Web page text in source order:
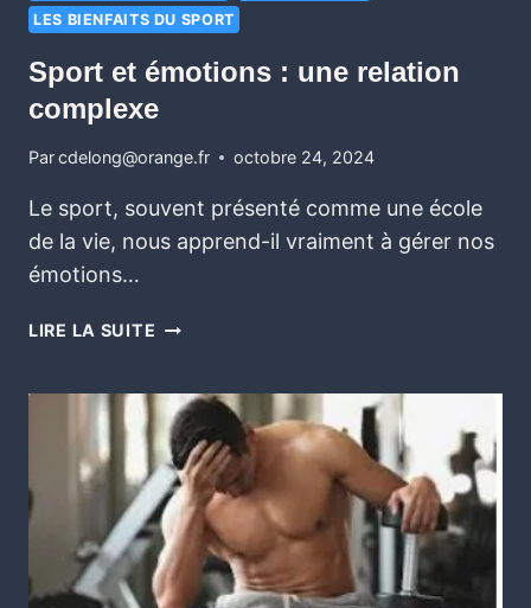
LES BIENFAITS DU SPORT
Sport et émotions : une relation
complexe
Parcdelong@orange.fr octobre 24, 2024
Le sport, souvent présenté comme une école
de la vie, nous apprend-il vraiment à gérer nos
émotions…
LIRE LA SUITE